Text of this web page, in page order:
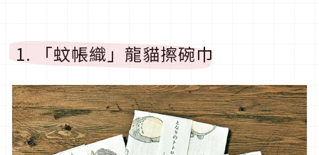
1. 「蚊帳織」龍貓擦碗巾